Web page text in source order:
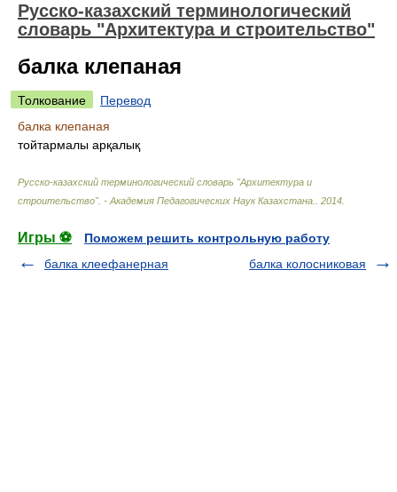
Русско-казахский терминологический
словарь "Архитектура и строительство"
балка клепаная
Толкование
Перевод
балка клепаная
тойтармалы арқалық
Русско-казахский терминологический словарь "Архитектура и
строительство". - Академия Педагогических Наук Казахстана.
2014
Игры ⚽
Поможем решить контрольную работу
балка клеефанерная
балка колосниковая